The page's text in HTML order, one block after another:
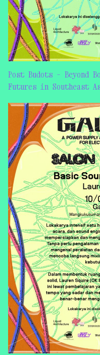
Post Budots – Beyond
Futures in Southeast